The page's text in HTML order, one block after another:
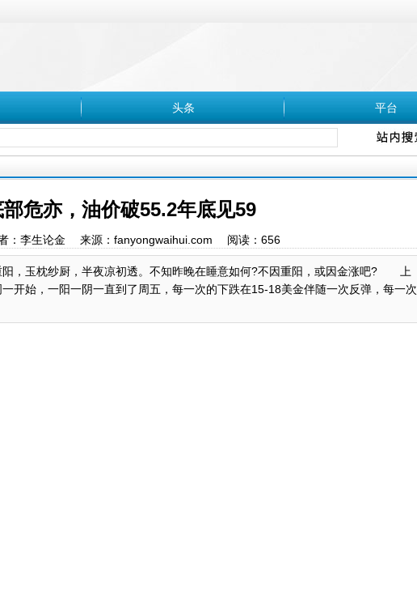
头条 平台
危亦，油价破55.2年底见59
：李生论金 来源：fanyongwaihui.com 阅读： 656
，玉枕纱厨，半夜凉初透。不知昨晚在睡意如何?不因重阳，或因金涨吧? 上
开始，一阳一阴一直到了周五，每一次的下跌在15-18美金伴随一次反弹，每一次